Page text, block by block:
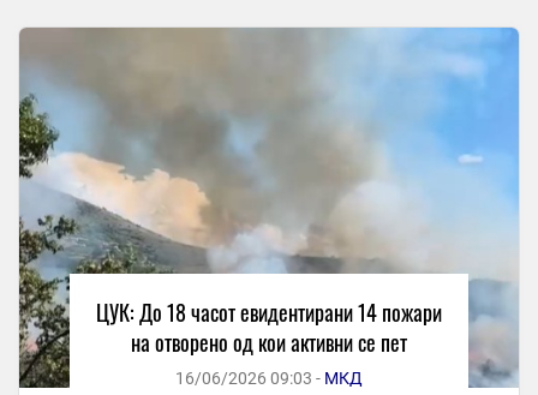
ЦУК: До 18 часот евидентирани 14 пожари
на отворено од кои активни се пет
16/06/2026 09:03 - МКД